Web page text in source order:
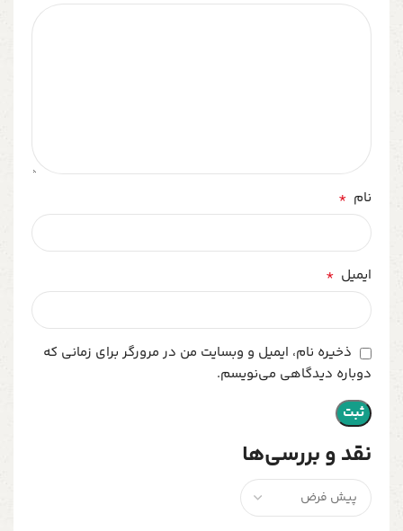
نقد و بررسی‌ها
نام *
ایمیل *
ذخیره نام، ایمیل و وبسایت من در مرورگر برای زمانی که
دوباره دیدگاهی می‌نویسم.